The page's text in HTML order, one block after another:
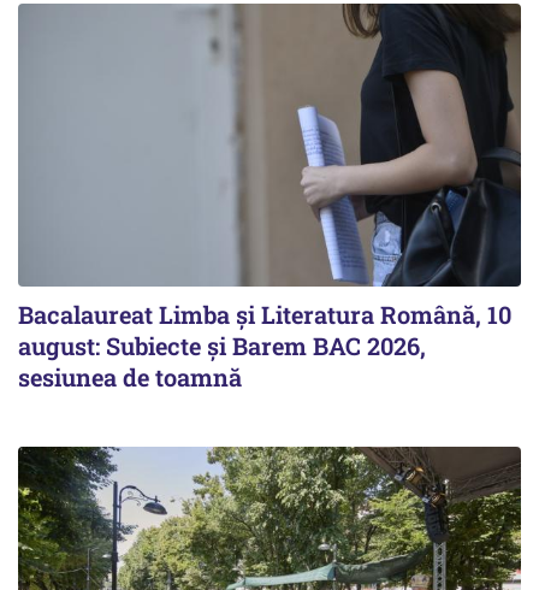
Bacalaureat Limba și Literatura Română, 10
august: Subiecte și Barem BAC 2026,
sesiunea de toamnă